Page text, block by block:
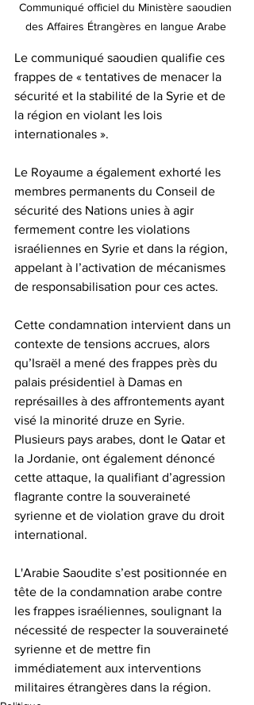
Communiqué officiel du Ministère saoudien
des Affaires Étrangères en langue Arabe
Le communiqué saoudien qualifie ces
frappes de « tentatives de menacer la
sécurité et la stabilité de la Syrie et de
la région en violant les lois
internationales ».
Le Royaume a également exhorté les
membres permanents du Conseil de
sécurité des Nations unies à agir
fermement contre les violations
israéliennes en Syrie et dans la région,
appelant à l’activation de mécanismes
de responsabilisation pour ces actes.
Cette condamnation intervient dans un
contexte de tensions accrues, alors
qu’Israël a mené des frappes près du
palais présidentiel à Damas en
représailles à des affrontements ayant
visé la minorité druze en Syrie.
Plusieurs pays arabes, dont le Qatar et
la Jordanie, ont également dénoncé
cette attaque, la qualifiant d’agression
flagrante contre la souveraineté
syrienne et de violation grave du droit
international.
L'Arabie Saoudite s’est positionnée en
tête de la condamnation arabe contre
les frappes israéliennes, soulignant la
nécessité de respecter la souveraineté
syrienne et de mettre fin
immédiatement aux interventions
militaires étrangères dans la région.